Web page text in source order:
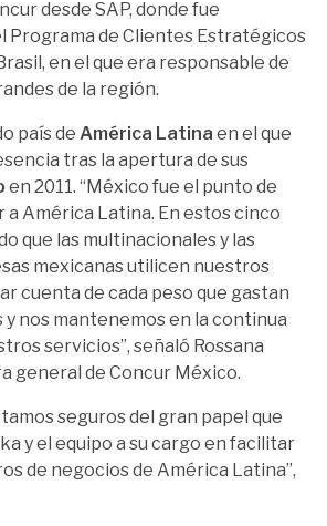
desde SAP, donde fue
Programa de Clientes Estratégicos
en el que era responsable de
de la región.
país de América Latina en el que
tras la apertura de sus
en 2011. “México fue el punto de
a América Latina. En estos cinco
que las multinacionales y las
mexicanas utilicen nuestros
cuenta de cada peso que gastan
y nos mantenemos en la continua
servicios”, señaló Rossana
general de Concur México.
seguros del gran papel que
y el equipo a su cargo en facilitar
de negocios de América Latina”,